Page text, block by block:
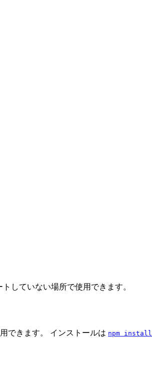
していない場所で使用できます。
できます。 インストールは npm install